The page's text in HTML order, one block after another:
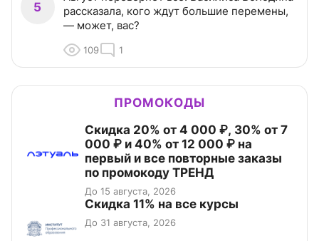
5
рассказала, кого ждут большие перемены,
— может, вас?
109 1
ПРОМОКОДЫ
Скидка 20% от 4 000 ₽, 30% от 7
000 ₽ и 40% от 12 000 ₽ на
первый и все повторные заказы
по промокоду ТРЕНД
До 15 августа, 2026
Скидка 11% на все курсы
До 31 августа, 2026